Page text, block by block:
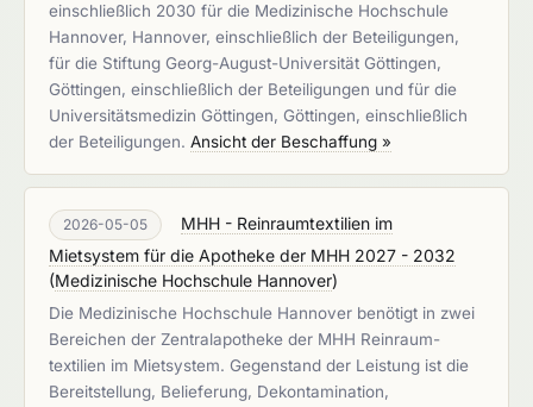
einschließlich 2030 für die Medizinische Hochschule
Hannover, Hannover, einschließlich der Beteiligungen,
für die Stiftung Georg-August-Universität Göttingen,
Göttingen, einschließlich der Beteiligungen und für die
Universitätsmedizin Göttingen, Göttingen, einschließlich
der Beteiligungen. Ansicht der Beschaffung »
2026-05-05
MHH - Reinraumtextilien im
Mietsystem für die Apotheke der MHH 2027 - 2032
(Medizinische Hochschule Hannover)
Die Medizinische Hochschule Hannover benötigt in zwei
Bereichen der Zentralapotheke der MHH Reinraum-
textilien im Mietsystem. Gegenstand der Leistung ist die
Bereitstellung, Belieferung, Dekontamination,